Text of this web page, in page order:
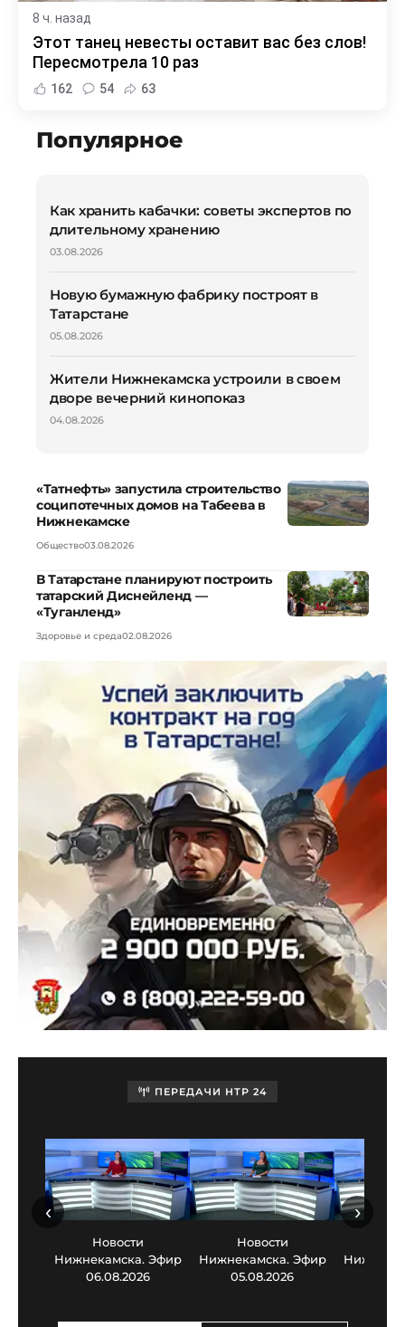
8 ч. назад
Этот танец невесты оставит вас без слов!
Пересмотрела 10 раз
162 54 63
Популярное
Как хранить кабачки: советы экспертов по
длительному хранению
03.08.2026
Новую бумажную фабрику построят в
Татарстане
05.08.2026
Жители Нижнекамска устроили в своем
дворе вечерний кинопоказ
04.08.2026
«Татнефть» запустила строительство
соципотечных домов на Табеева в
Нижнекамске
Общество03.08.2026
В Татарстане планируют построить
татарский Диснейленд —
«Туганленд»
Здоровье и среда02.08.2026
ПЕРЕДАЧИ НТР 24
Новости
Нижнекамска. Эфир
06.08.2026
Новости
Нижнекамска. Эфир
05.08.2026
‹ ›